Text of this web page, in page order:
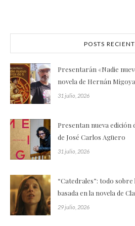
POSTS
Presentarán «Nadie
novela de Hernán
31 julio, 2026
Presentan nueva edición
de José Carlos Agüero
31 julio, 2026
“Catedrales”: todo
basada en la novela de
29 julio, 2026